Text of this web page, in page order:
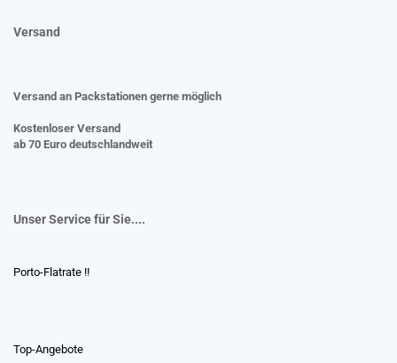
Versand
Versand an Packstationen gerne möglich
Kostenloser Versand
ab 70 Euro deutschlandweit
Unser Service für Sie....
Porto-Flatrate !!
Top-Angebote